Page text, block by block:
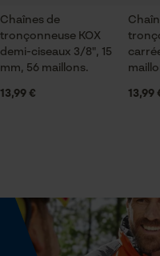
Saison
Articles pour toute
Contenu de la livraison
Dimensions et taille
Chaînes de
tronçonneuse KOX
demi-ciseaux 3/8", 15
mm, 56 maillons.
13,99 € 13,99
ID de
pour